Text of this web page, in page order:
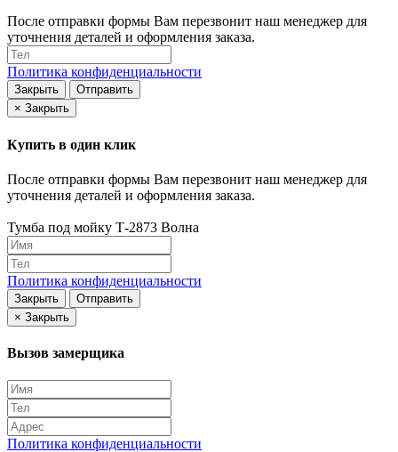
После отправки формы Вам перезвонит наш менеджер для
уточнения деталей и оформления заказа.
Политика конфиденциальности
Закрыть
Отправить
× Закрыть
Купить в один клик
После отправки формы Вам перезвонит наш менеджер для
уточнения деталей и оформления заказа.
Тумба под мойку Т-2873 Волна
Политика конфиденциальности
Закрыть
Отправить
× Закрыть
Вызов замерщика
Политика конфиденциальности